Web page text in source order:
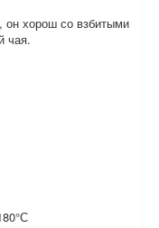
хорош со взбитыми
чая.